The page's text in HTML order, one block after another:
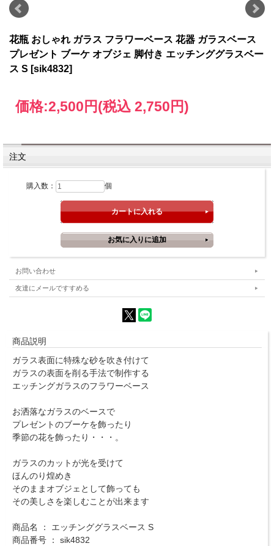
花瓶 おしゃれ ガラス フラワーベース 花器 ガラスベース
プレゼント ブーケ オブジェ 脚付き エッチンググラスベー
ス S [sik4832]
価格:2,500円(税込 2,750円)
注文
購入数： 個
お問い合わせ
友達にメールですすめる
商品説明
ガラス表面に特殊な砂を吹き付けて
ガラスの表面を削る手法で制作する
エッチングガラスのフラワーベース
お洒落なガラスのベースで
プレゼントのブーケを飾ったり
季節の花を飾ったり・・・。
ガラスのカットが光を受けて
ほんのり煌めき
そのままオブジェとして飾っても
その美しさを楽しむことが出来ます
商品名 ： エッチンググラスベース S
商品番号 ： sik4832